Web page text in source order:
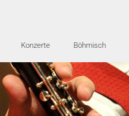
Konzerte Böhmisch